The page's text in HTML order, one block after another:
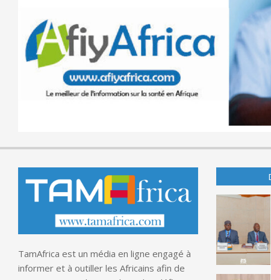
TamAfrica est un média en ligne engagé à
informer et à outiller les Africains afin de